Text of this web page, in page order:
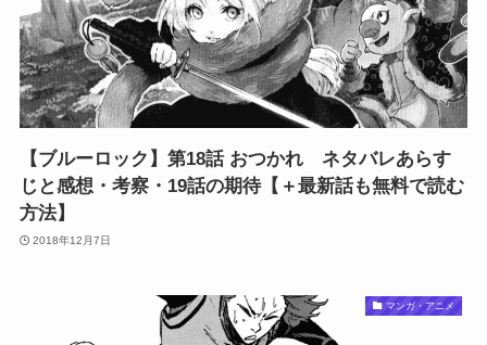
【ブルーロック】第18話 おつかれ ネタバレあらす
じと感想・考察・19話の期待【＋最新話も無料で読む
方法】
2018年12月7日
マンガ・アニメ